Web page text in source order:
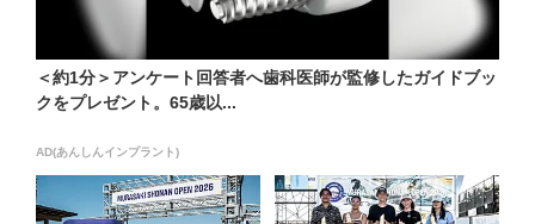
＜約1分＞アンケート回答者へ歯科医師が監修したガイドブッ
クをプレゼント。65歳以...
AD(あんしんインプラント)